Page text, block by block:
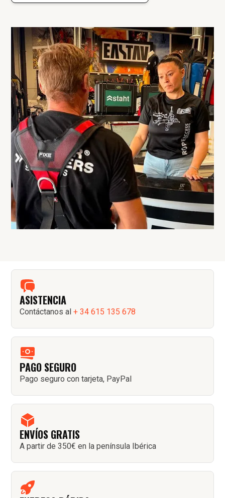
ASISTENCIA
Contáctanos al+ 34 615 135 678
PAGO SEGURO
Pago seguro con tarjeta, PayPal
ENVÍOS GRATIS
A partir de 350€ en la península Ibérica